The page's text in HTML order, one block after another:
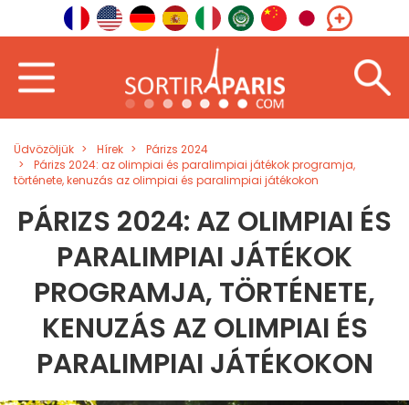
Üdvözöljük Hírek
Párizs 2024
Párizs 2024: az olimpiai és paralimpiai játékok programja,
története, kenuzás az olimpiai és paralimpiai játékokon
PÁRIZS 2024: AZ OLIMPIAI ÉS
PARALIMPIAI JÁTÉKOK
PROGRAMJA, TÖRTÉNETE,
KENUZÁS AZ OLIMPIAI ÉS
PARALIMPIAI JÁTÉKOKON